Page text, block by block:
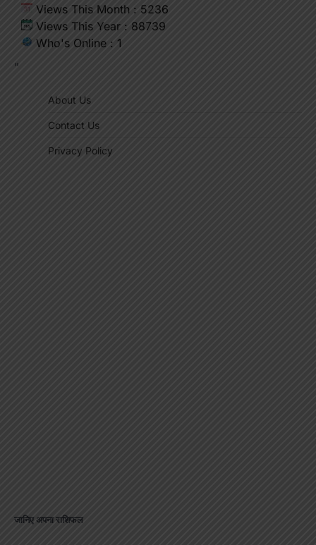
Views This Month : 5236
Views This Year : 88739
Who's Online : 1
"
About Us
Contact Us
Privacy Policy
जानिए अपना राशिफल